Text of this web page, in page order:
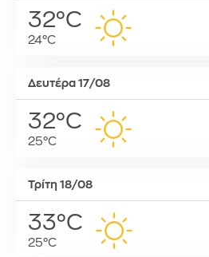
32°C
24°C
Δευτέρα 17/08
32°C
25°C
Τρίτη 18/08
33°C
25°C